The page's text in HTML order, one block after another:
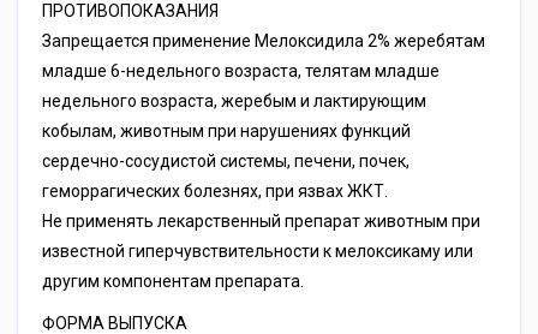
ПРОТИВОПОКАЗАНИЯ
Запрещается применение Мелоксидила 2% жеребятам
младше 6-недельного возраста, телятам младше
недельного возраста, жеребым и лактирующим
кобылам, животным при нарушениях функций
сердечно-сосудистой системы, печени, почек,
геморрагических болезнях, при язвах ЖКТ.
Не применять лекарственный препарат животным при
известной гиперчувствительности к мелоксикаму или
другим компонентам препарата.
ФОРМА ВЫПУСКА